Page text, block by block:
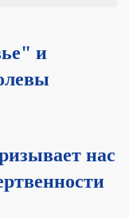
и
нас